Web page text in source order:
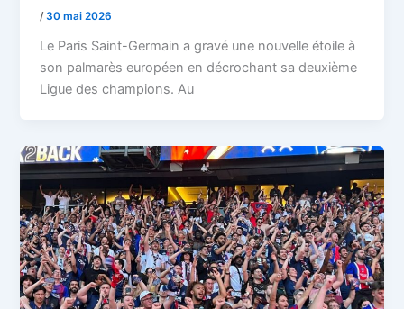
/30 mai 2026
Le Paris Saint-Germain a gravé une nouvelle étoile à
son palmarès européen en décrochant sa deuxième
Ligue des champions. Au